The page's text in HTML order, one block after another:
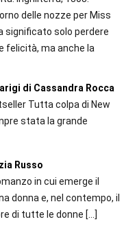
delle nozze per Miss
significato solo perdere
felicità, ma anche la
di Cassandra Rocca
Tutta colpa di New
stata la grande
Russo
in cui emerge il
donna e, nel contempo, il
di tutte le donne […]